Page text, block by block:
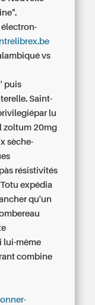
électron-
vs
puis
Saint-
lu
zoltum 20mg
sèche-
résistivités
expédia
qu'un
lui-même
combine